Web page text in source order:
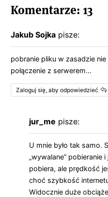
Komentarze: 13
Jakub Sojka pisze:
pobranie pliku w zasadzie
połączenie z serwerem…
Zaloguj się, aby odpowiedzieć
jur_me pisze:
U mnie było tak samo.
„wywalane” pobieranie
pobiera, ale prędkość
choć szybkość
Widocznie duże